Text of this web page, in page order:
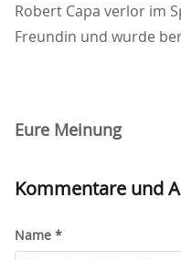
Robert Capa verlor im
Freundin und wurde
Eure Meinung
Kommentare und
Name *